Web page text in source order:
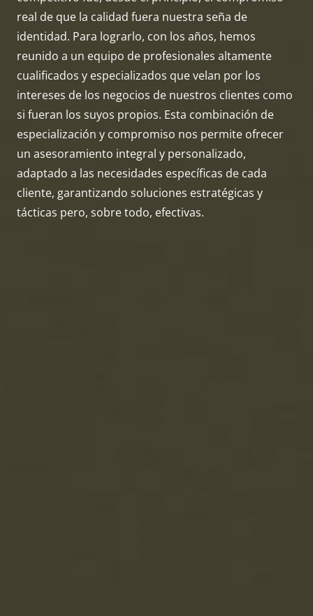
real de que la calidad fuera nuestra seña de
identidad. Para lograrlo, con los años, hemos
reunido a un equipo de profesionales altamente
cualificados y especializados que velan por los
intereses de los negocios de nuestros clientes como
si fueran los suyos propios. Esta combinación de
especialización y compromiso nos permite ofrecer
un asesoramiento integral y personalizado,
adaptado a las necesidades específicas de cada
cliente, garantizando soluciones estratégicas y
tácticas pero, sobre todo, efectivas.